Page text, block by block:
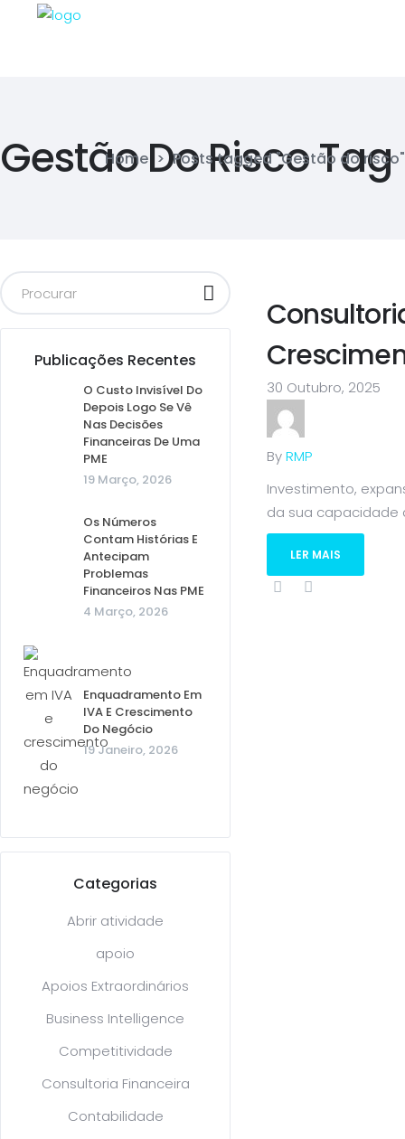
Gestão Do Risco Tag
Home > Posts tagged "Gestão do risco"
Publicações Recentes
O Custo Invisível Do
Depois Logo Se Vê
Nas Decisões
Financeiras De Uma
PME
19 Março, 2026
Os Números
Contam Histórias E
Antecipam
Problemas
Financeiros Nas PME
4 Março, 2026
Enquadramento Em
IVA E Crescimento
Do Negócio
19 Janeiro, 2026
Categorias
Abrir atividade
apoio
Apoios Extraordinários
Business Intelligence
Competitividade
Consultoria Financeira
Contabilidade
30 Outubro, 2025
ByRMP
Investimento,
da sua capacidade
LER MAIS